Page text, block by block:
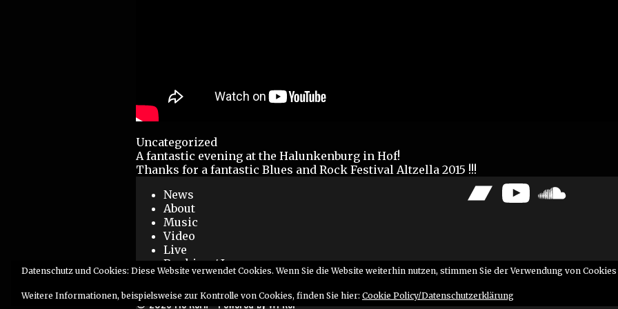
Categories
Uncategorized
Post
navigation
A fantastic evening at the Halunkenburg in Hof!
Thanks for a fantastic Blues and Rock Festival Altzella 2015 !!!
News
About
Music
Video
Live
Booking / Impressum
SCRAPTONES
BandcampYouTubeSoundCloud
© 2026 Flo Kern• Powered byWPKoi
Datenschutz und Cookies: Diese Website verwendet Cookies. Wenn Sie die Website weiterhin nutzen, stimmen Sie der Verwendung von Cookies
Weitere Informationen, beispielsweise zur Kontrolle von Cookies, finden Sie hier: Cookie Policy/Datenschutzerklärung